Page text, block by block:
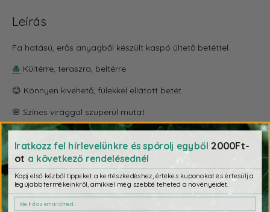
Leírás
Fa hatású, erős anyagből készült kaspó ültető betéttel.
🎍 Kültérre, teraszra, beltérre
😊 Könnyen kivehető, fülekkel ellátott betét
🌸 Színes virággal szuperül mutat
Termék méret (h x sz x m): 40 x 40 x 37 cm
✨ Kérdezd az AI-asszisztenst a termékről:
Mekkora a kaspó pontos mérete?
Iratkozz fel hírlevelünkre és spórolj egyből 2000Ft-
ot a következő rendelésednél
Kapj első kézből tippeket a kertészkedéshez, értékes kuponokat és értesülj a
legújabb termékeinkről, amikkel még szebbé teheted a növényeidet.